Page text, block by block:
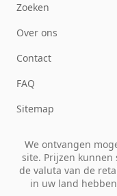
Zoeken
Over ons
Contact
FAQ
Sitemap
We ontvangen
site. Prijzen
de valuta van de
in uw land